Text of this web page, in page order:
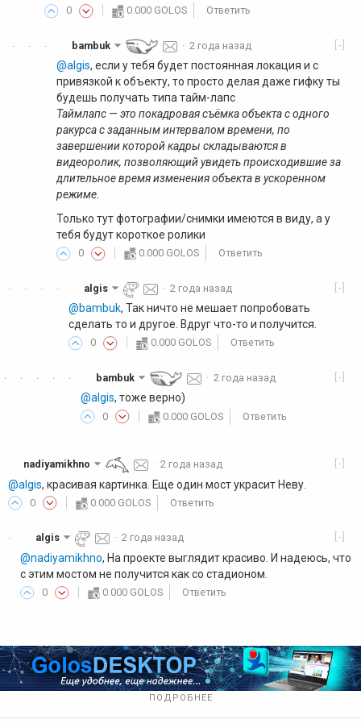
0 0.000 GOLOS Ответить
·
·
· [-]
bambuk · 2 года назад
@algis, если у тебя будет постоянная локация и с
привязкой к объекту, то просто делая даже гифку ты
будешь получать типа тайм-лапс
Таймлапс — это покадровая съёмка объекта с одного
ракурса с заданным интервалом времени, по
завершении которой кадры складываются в
видеоролик, позволяющий увидеть происходившие за
длительное время изменения объекта в ускоренном
режиме.
Только тут фотографии/снимки имеются в виду, а у
тебя будут короткое ролики
0 0.000 GOLOS Ответить
·
·
·
· [-]
algis ·2 года назад
@bambuk, Так ничто не мешает попробовать
сделать то и другое. Вдруг что-то и получится.
0 0.000 GOLOS Ответить
·
·
·
·
· [-]
bambuk · 2 года назад
@algis, тоже верно)
0 0.000 GOLOS Ответить
[-]
nadiyamikhno ·2 года назад
@algis, красивая картинка. Еще один мост украсит Неву.
0 0.000 GOLOS Ответить
· [-]
algis ·2 года назад
@nadiyamikhno, На проекте выглядит красиво. И надеюсь, что
с этим мостом не получится как со стадионом.
0 0.000 GOLOS Ответить
ПОДРОБНЕЕ